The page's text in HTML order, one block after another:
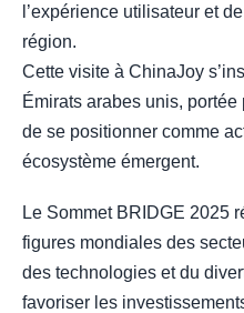
l’expérience utilisateur et
région.
Cette visite à ChinaJoy
Émirats arabes unis,
de se positionner comme
écosystème émergent.
Le Sommet BRIDGE 2025
figures mondiales des
des technologies et du
favoriser les